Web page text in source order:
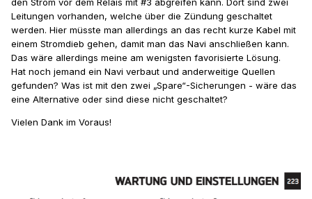
den Strom vor dem Relais mit #3 abgreifen kann. Dort sind zwei
Leitungen vorhanden, welche über die Zündung geschaltet
werden. Hier müsste man allerdings an das recht kurze Kabel mit
einem Stromdieb gehen, damit man das Navi anschließen kann.
Das wäre allerdings meine am wenigsten favorisierte Lösung.
Hat noch jemand ein Navi verbaut und anderweitige Quellen
gefunden? Was ist mit den zwei „Spare“-Sicherungen - wäre das
eine Alternative oder sind diese nicht geschaltet?
Vielen Dank im Voraus!